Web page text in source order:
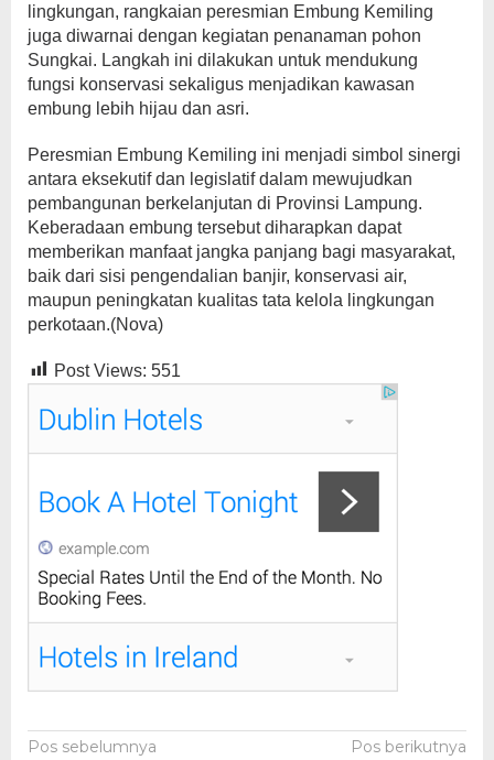
lingkungan, rangkaian peresmian Embung Kemiling
juga diwarnai dengan kegiatan penanaman pohon
Sungkai. Langkah ini dilakukan untuk mendukung
fungsi konservasi sekaligus menjadikan kawasan
embung lebih hijau dan asri.
Peresmian Embung Kemiling ini menjadi simbol sinergi
antara eksekutif dan legislatif dalam mewujudkan
pembangunan berkelanjutan di Provinsi Lampung.
Keberadaan embung tersebut diharapkan dapat
memberikan manfaat jangka panjang bagi masyarakat,
baik dari sisi pengendalian banjir, konservasi air,
maupun peningkatan kualitas tata kelola lingkungan
perkotaan.(Nova)
Post Views: 551
Navigasi
Pos sebelumnya
Pos berikutnya